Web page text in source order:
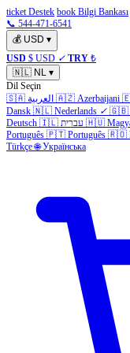
ticket Destek book Bilgi Bankası
📞 544-471-6541
💰 USD ▾
USD $ USD ✓ TRY ₺
🇳🇱 NL ▾
Dil Seçin
🇸🇦 العربية 🇦🇿 Azerbaijani
Dansk 🇳🇱 Nederlands ✓ 🇬🇧
Deutsch 🇮🇱 עברית 🇭🇺
Português 🇵🇹 Português 🇷🇴
Türkçe 🌐 Українська